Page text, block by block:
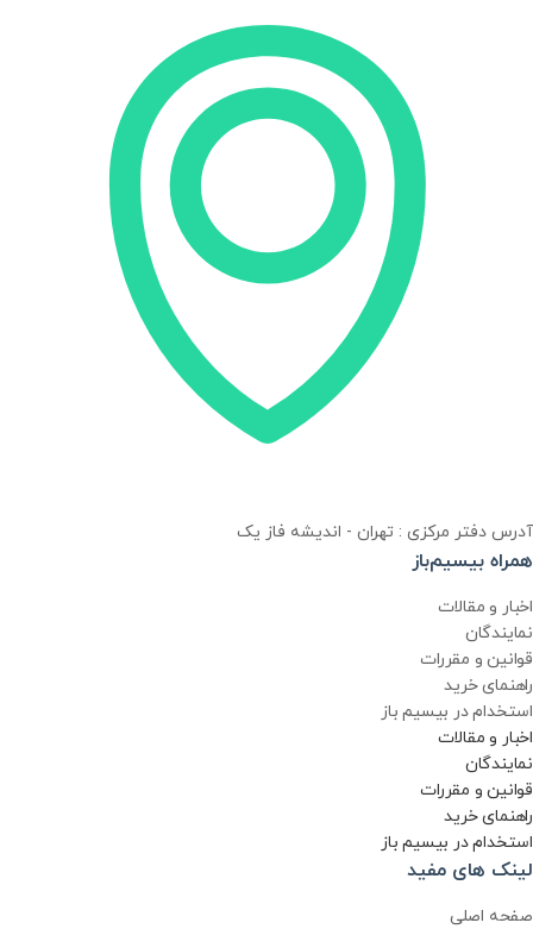
آدرس دفتر مرکزی : تهران - اندیشه فاز یک
همراه بیسیم‌باز
اخبار و مقالات
نمایندگان
قوانین و مقررات
راهنمای خرید
استخدام در بیسیم باز
اخبار و مقالات
نمایندگان
قوانین و مقررات
راهنمای خرید
استخدام در بیسیم باز
لینک های مفید
صفحه اصلی